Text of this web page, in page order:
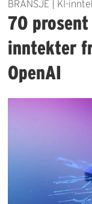
BRANSJE | KI-
70
inntekter
OpenAI